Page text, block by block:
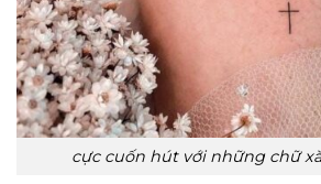
cực cuốn hút với những chữ